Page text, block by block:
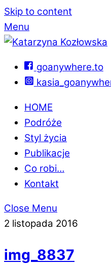
Skip to content
Menu
goanywhere.to
HOME
Podróże
Styl życia
Publikacje
Co robi…
Kontakt
Close Menu
2 listopada 2016
img_8837